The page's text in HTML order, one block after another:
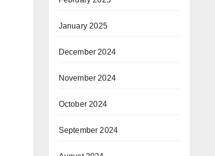
January 2025
December 2024
November 2024
October 2024
September 2024